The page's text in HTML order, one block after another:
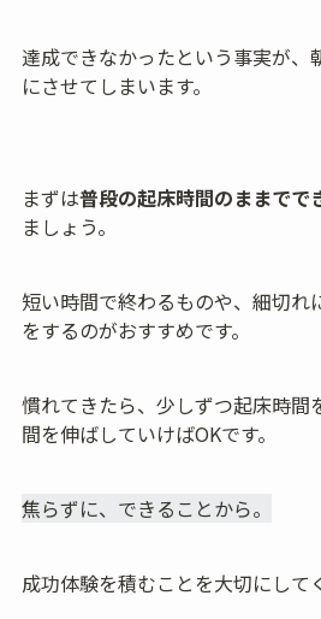
達成できなかったという事実が、
にさせてしまいます。
まずは普段の起床時間のままでで
ましょう。
短い時間で終わるものや、細切れ
をするのがおすすめです。
慣れてきたら、少しずつ起床時間
間を伸ばしていけばOKです。
焦らずに、できることから。
成功体験を積むことを大切にして